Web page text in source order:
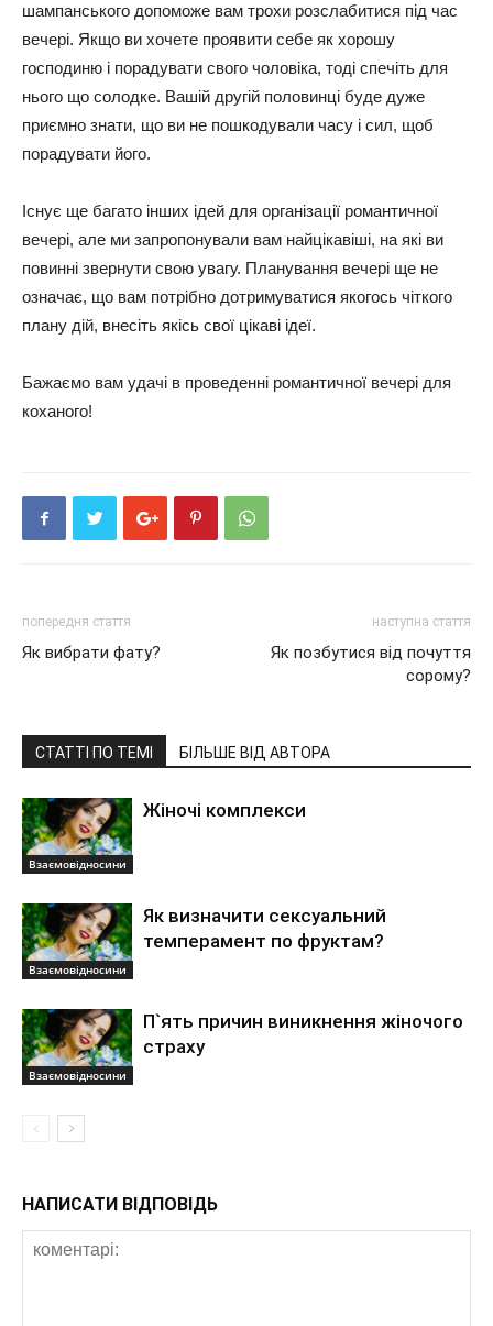
шампанського допоможе вам трохи розслабитися під час
вечері. Якщо ви хочете проявити себе як хорошу
господиню і порадувати свого чоловіка, тоді спечіть для
нього що солодке. Вашій другій половинці буде дуже
приємно знати, що ви не пошкодували часу і сил, щоб
порадувати його.
Існує ще багато інших ідей для організації романтичної
вечері, але ми запропонували вам найцікавіші, на які ви
повинні звернути свою увагу. Планування вечері ще не
означає, що вам потрібно дотримуватися якогось чіткого
плану дій, внесіть якісь свої цікаві ідеї.
Бажаємо вам удачі в проведенні романтичної вечері для
коханого!
попередня стаття
Як вибрати фату?
наступна стаття
Як позбутися від почуття
сорому?
СТАТТІ ПО ТЕМІ БІЛЬШЕ ВІД АВТОРА
Взаємовідносини
Жіночі комплекси
Взаємовідносини
Як визначити сексуальний
темперамент по фруктам?
Взаємовідносини
П`ять причин виникнення жіночого
страху
НАПИСАТИ ВІДПОВІДЬ